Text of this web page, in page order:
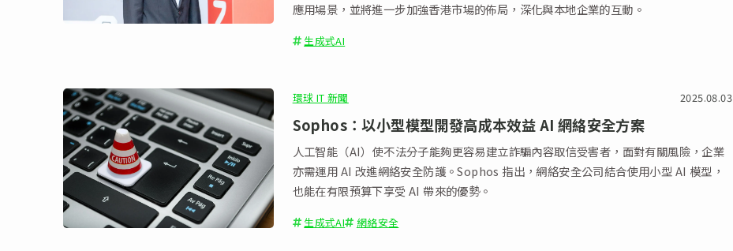
應用場景，並將進一步加強香港市場的佈局，深化與本地企業的互動。
生成式AI
環球 IT 新聞 2025.08.03
Sophos：以小型模型開發高成本效益 AI 網絡安全方案
人工智能（AI）使不法分子能夠更容易建立詐騙內容取信受害者，面對有關風險，企業
亦需運用 AI 改進網絡安全防護。Sophos 指出，網絡安全公司結合使用小型 AI 模型，
也能在有限預算下享受 AI 帶來的優勢。
生成式AI 網絡安全